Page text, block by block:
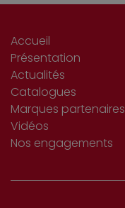
Accueil
Présentation
Actualités
Catalogues
Marques partenaires
Vidéos
Nos engagements